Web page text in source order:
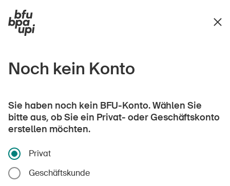
Noch kein Konto
Sie haben noch kein BFU-Konto. Wählen Sie
bitte aus, ob Sie ein Privat- oder Geschäftskonto
erstellen möchten.
Privat
Geschäftskunde